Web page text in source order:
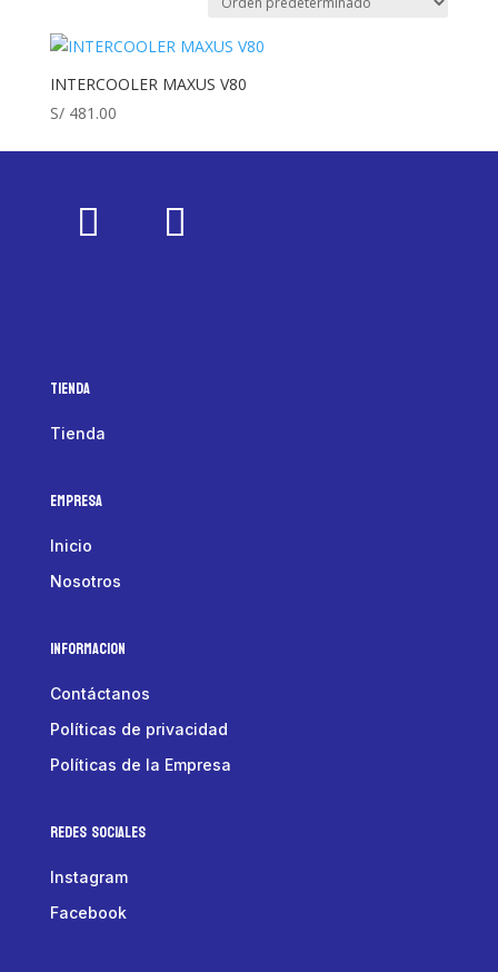
INTERCOOLER MAXUS V80
S/481.00
Tienda
Tienda
Empresa
Inicio
Nosotros
Informacion
Contáctanos
Políticas de privacidad
Políticas de la Empresa
Redes Sociales
Instagram
Facebook